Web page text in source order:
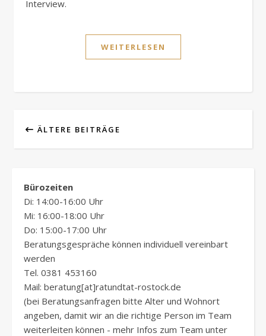
Interview.
WEITERLESEN
ÄLTERE BEITRÄGE
Bürozeiten
Di: 14:00-16:00 Uhr
Mi: 16:00-18:00 Uhr
Do: 15:00-17:00 Uhr
Beratungsgespräche können individuell vereinbart
werden
Tel. 0381 453160
Mail: beratung[at]ratundtat-rostock.de
(bei Beratungsanfragen bitte Alter und Wohnort
angeben, damit wir an die richtige Person im Team
weiterleiten können - mehr Infos zum Team unter